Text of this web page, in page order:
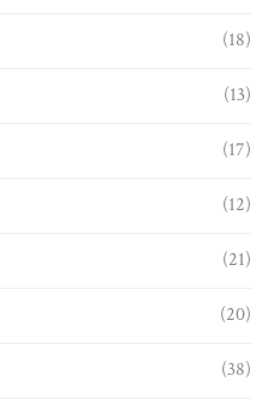
(18)
(13)
(17)
(12)
(21)
(20)
(38)